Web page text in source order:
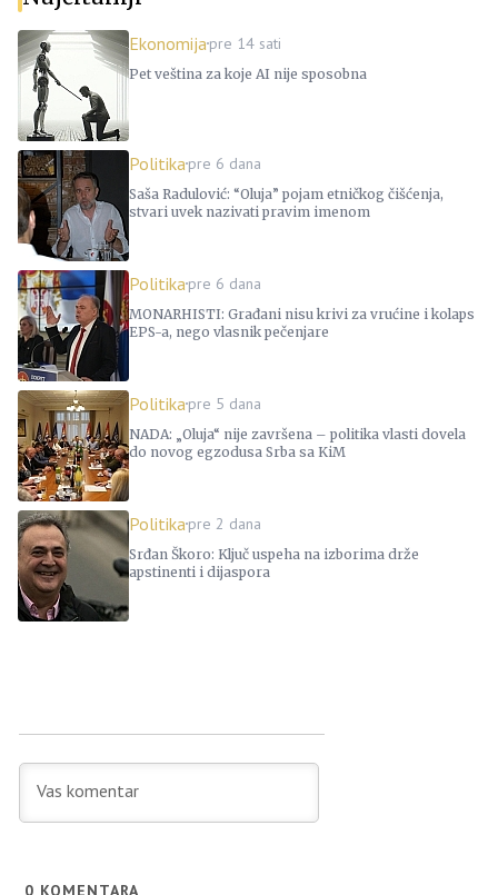
Ekonomijapre 14 sati
Pet veština za koje AI nije sposobna
Politikapre 6 dana
Saša Radulović: “Oluja” pojam etničkog čišćenja,
stvari uvek nazivati pravim imenom
Politikapre 6 dana
MONARHISTI: Građani nisu krivi za vrućine i kolaps
EPS-a, nego vlasnik pečenjare
Politikapre 5 dana
NADA: „Oluja“ nije završena – politika vlasti dovela
do novog egzodusa Srba sa KiM
Politikapre 2 dana
Srđan Škoro: Ključ uspeha na izborima drže
apstinenti i dijaspora
0 KOMENTARA